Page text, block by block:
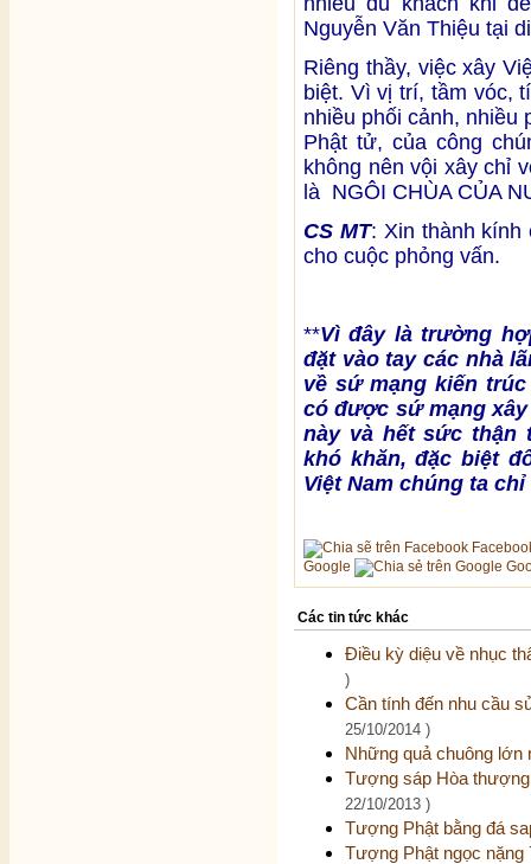
Nguyễn Văn Thiệu tại
Riêng thầy, việc xây
biệt. Vì vị trí, tầm vóc,
nhiều phối cảnh, nhiều
Phật tử, của công
không nên vội xây chỉ
là NGÔI CHÙA CỦA
CS MT: Xin thành
cho cuộc phỏng vấn.
**Vì đây là trường
đặt vào tay các nhà
về sứ mạng kiến
có được sứ mạng
này và hết sức thận
khó khăn, đặc biệt
Việt Nam chúng ta
Google
Các tin tức khác
Điều kỳ diệu về nhục
)
Cần tính đến nhu cầu
25/10/2014 )
Những quả chuông lớn
Tượng sáp Hòa
22/10/2013 )
Tượng Phật bằng đá
Tượng Phật ngọc nặng